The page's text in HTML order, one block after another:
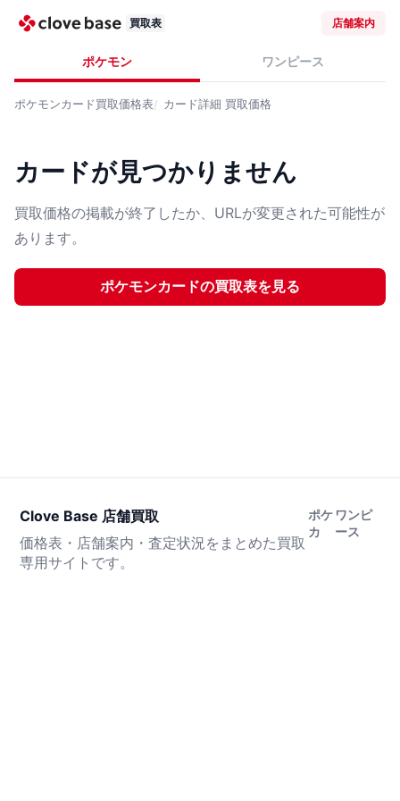
買取表 店舗案内
ポケモン ワンピース
ポケモンカード買取価格表 カード詳細 買取価格
カードが見つかりません
買取価格の掲載が終了したか、URLが変更された可能性が
あります。
ポケモンカードの買取表を見る
Clove Base 店舗買取
価格表・店舗案内・査定状況をまとめた買取
専用サイトです。
ポケ
カ
ワンピ
ース